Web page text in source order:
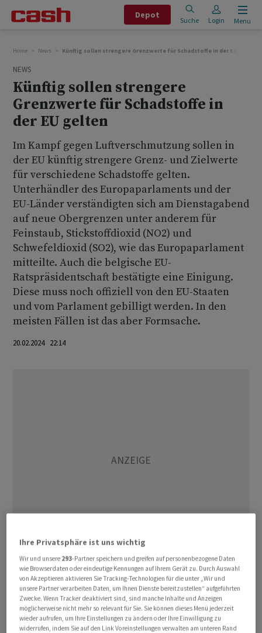
Depot
Suche Login Menu
Home News Künftig sollen strengere Grenzwerte für Schadstoffe in der EU gelten
NEWS
Künftig sollen strengere
Grenzwerte für Schadstoffe in
der EU gelten
Im Kampf gegen Luftverschmutzung sollen in
der EU künftig strengere Grenz- und Zielwerte
für verschiedene Schadstoffe gelten.
Unterhändler des Europaparlaments und der
EU-Länder verständigten sich am Dienstagabend
auf neue Obergrenzen unter anderem für
Feinstaub, Stickstoffdioxid (NO2) und
Schwefeldioxid (SO2), wie das Europaparlament
mitteilte. Auch die belgische EU-
Ratspräsidentschaft bestätigte eine Einigung.
Diese muss noch offiziell von den EU-Staaten
und vom Parlament gebilligt werden. In den
meisten Fällen ist das aber Formsache.
20.02.2024 22:14
Mit den neuen Regeln solle sichergestellt werden, dass
die Luftverschmutzung in Europa die menschliche
Gesundheit nicht schädige, teilte das Parlament mit.
Bürger sollen Anspruch auf Entschädigung bekommen,
wenn sie wegen nicht eingehaltener Grenzwerte krank
Ihre Privatsphäre ist uns wichtig
Wir und unsere 293-Partner speichern und greifen auf personenbezogene Daten
wie Browserdaten oder eindeutige Kennungen auf Ihrem Gerät zu. Durch Auswahl
von Akzeptieren aktivieren Sie Tracking-Technologien für die unter „Wir und
unsere Partner verarbeiten Daten, um Ihnen Dienste bereitzustellen“ aufgeführten
Zwecke. Wenn Tracker deaktiviert sind, sind manche Inhalte und Anzeigen
möglicherweise nicht mehr so relevant für Sie. Sie können dieses Menü jederzeit
wieder aufrufen, um Ihre Einstellungen zu ändern oder Ihre Einwilligung zu
widerrufen, indem Sie auf den Link Voreinstellungen verwalten am unteren Rand